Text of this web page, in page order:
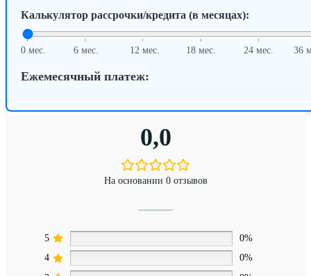
Blue/Copper
Калькулятор рассрочки/кредита (в месяцах):
0 мес. 6 мес. 12 мес. 18 мес. 24 мес. 36
Ежемесячный платеж:
0,0
На основании 0 отзывов
5
0%
4
0%